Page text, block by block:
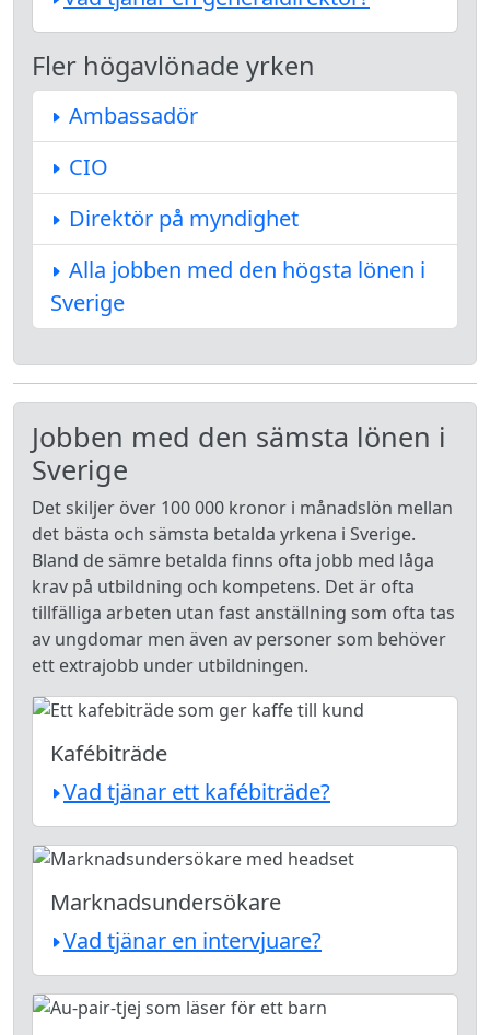
Fler högavlönade yrken
Ambassadör
CIO
Direktör på myndighet
Alla jobben med den högsta lönen i
Sverige
Jobben med den sämsta lönen i
Sverige
Det skiljer över 100 000 kronor i månadslön mellan
det bästa och sämsta betalda yrkena i Sverige.
Bland de sämre betalda finns ofta jobb med låga
krav på utbildning och kompetens. Det är ofta
tillfälliga arbeten utan fast anställning som ofta tas
av ungdomar men även av personer som behöver
ett extrajobb under utbildningen.
Kafébiträde
Vad tjänar ett kafébiträde?
Marknadsundersökare
Vad tjänar en intervjuare?